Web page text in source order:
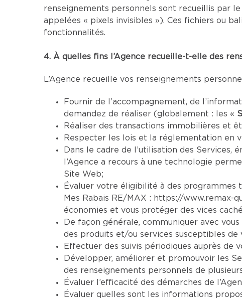
renseignements personnels sont recueillis par
appelées « pixels invisibles »). Ces fichiers ou
fonctionnalités.
4. À quelles fins l’Agence recueille-t-elle des
L’Agence recueille vos renseignements
Fournir de l’accompagnement, de
demandez de réaliser (globalement : les «
Réaliser des transactions immobilières et
Respecter les lois et la réglementation en
Dans le cadre de l’utilisation des
l’Agence a recours à une technologie
Site Web;
Évaluer votre éligibilité à des programmes
Mes Rabais RE/MAX : https://www.remax-
économies et vous protéger des vices
De façon générale, communiquer avec
des produits et/ou services susceptibles de
Effectuer des suivis périodiques auprès de
Développer, améliorer et promouvoir les
des renseignements personnels de
Évaluer l’efficacité des démarches de
Évaluer quelles sont les informations